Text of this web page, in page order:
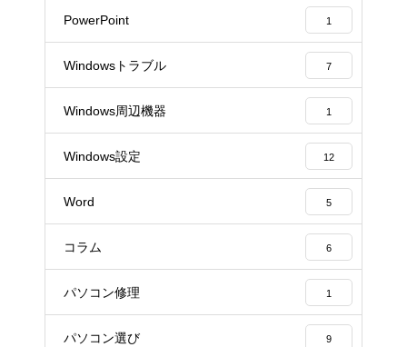
PowerPoint 1
Windowsトラブル 7
Windows周辺機器 1
Windows設定 12
Word 5
コラム 6
パソコン修理 1
パソコン選び 9